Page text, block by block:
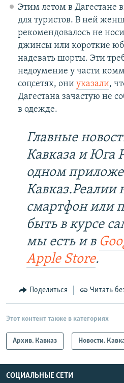
Этим летом в Дагестане
для туристов. В ней
рекомендовалось не
джинсы или короткие
надевать шорты. Эти
недоумение у части
соцсетях, они указали,
Дагестана зачастую не
в одежде.
Главные
Кавказа и Юга
одном
Кавказ.Реалии
смартфон или
быть в курсе
мы есть и в
Apple Store.
Поделиться Читать
Этот контент также в категориях
Архив. Кавказ Новости.
СОЦИАЛЬНЫЕ СЕТИ